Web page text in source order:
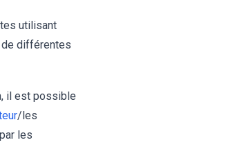
utilisant
de différentes
il est possible
/les
les